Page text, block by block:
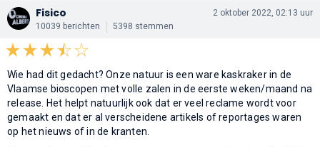
Fisico
10039 berichten 5398 stemmen
2 oktober 2022, 02:13 uur
Wie had dit gedacht? Onze natuur is een ware kaskraker in de
Vlaamse bioscopen met volle zalen in de eerste weken/maand na
release. Het helpt natuurlijk ook dat er veel reclame wordt voor
gemaakt en dat er al verscheidene artikels of reportages waren
op het nieuws of in de kranten.